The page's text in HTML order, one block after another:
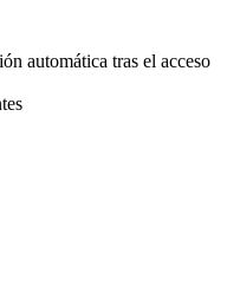
automática tras el acceso